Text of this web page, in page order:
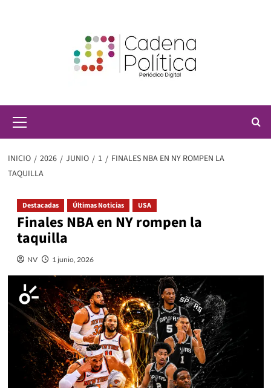
principal
INICIO 2026 JUNIO 1
FINALES NBA EN NY ROMPEN LA
TAQUILLA
Destacadas Últimas Noticias USA
Finales NBA en NY rompen la
taquilla
NV 1 junio, 2026